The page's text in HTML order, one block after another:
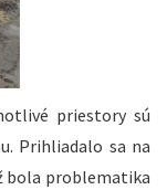
priestory sú
Prihliadalo sa na
bola problematika